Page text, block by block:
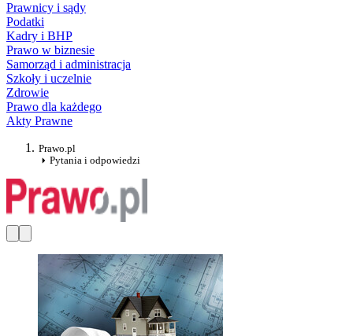
Prawnicy i sądy
Podatki
Kadry i BHP
Prawo w biznesie
Samorząd i administracja
Szkoły i uczelnie
Zdrowie
Prawo dla każdego
Akty Prawne
Prawo.pl
Pytania i odpowiedzi